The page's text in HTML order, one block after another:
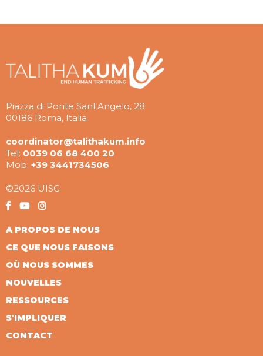
Piazza di Ponte Sant'Angelo, 28
00186 Roma, Italia
coordinator@talithakum.info
Tel: 0039 06 68 400 20
Mob: +39 3441734506
©2026 UISG
A PROPOS DE NOUS
CE QUE NOUS FAISONS
OÙ NOUS SOMMES
NOUVELLES
RESSOURCES
S'IMPLIQUER
CONTACT